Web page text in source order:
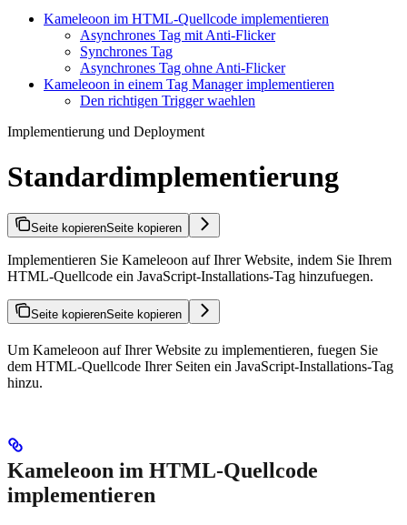
Kameleoon im HTML-Quellcode implementieren
Asynchrones Tag mit Anti-Flicker
Synchrones Tag
Asynchrones Tag ohne Anti-Flicker
Kameleoon in einem Tag Manager implementieren
Den richtigen Trigger waehlen
Implementierung und Deployment
Standardimplementierung
Seite kopierenSeite kopieren
Implementieren Sie Kameleoon auf Ihrer Website, indem Sie Ihrem
HTML-Quellcode ein JavaScript-Installations-Tag hinzufuegen.
Seite kopierenSeite kopieren
Um Kameleoon auf Ihrer Website zu implementieren, fuegen Sie
dem HTML-Quellcode Ihrer Seiten ein JavaScript-Installations-Tag
hinzu.
Kameleoon im HTML-Quellcode
implementieren